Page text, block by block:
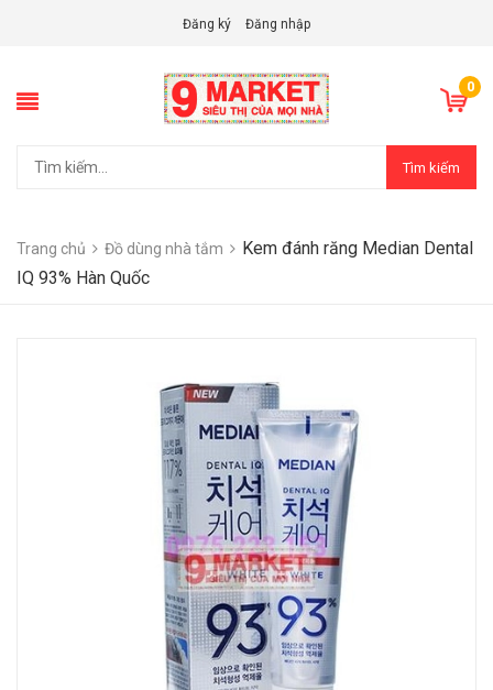
Đăng ký Đăng nhập
0
Tìm kiếm
Trang chủ Đồ dùng nhà tắm
Kem đánh răng Median Dental
IQ 93% Hàn Quốc